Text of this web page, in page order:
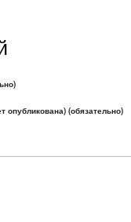
опубликована) (обязательно)